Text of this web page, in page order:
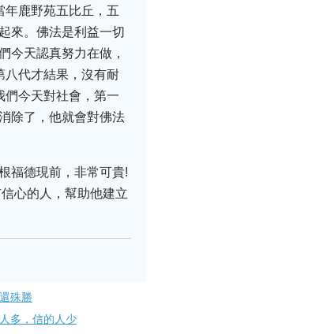
年鹿野苑五比丘，五
來。佛法是利益一切
今天認真努力在做，
八代才結果，沒有耐
們今天對社會，第一
除了，他就會對佛法
福德現前，非常可貴!
心的人，幫助他建立
殊勝
多，信的人少